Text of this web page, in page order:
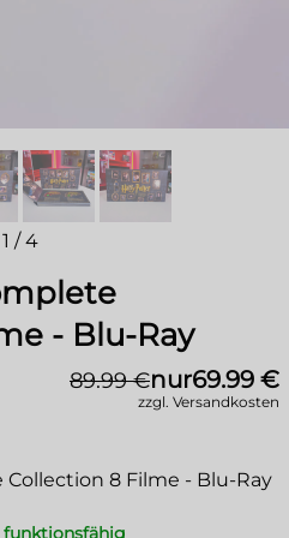
1 /4
- Blu-Ray
89.99 €nur69.99 €
zzgl. Versandkosten
8 Filme - Blu-Ray
funktionsfähig